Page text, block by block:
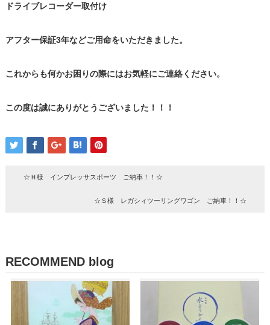
ドライブレコーダー取付け
アフター保証3年などご用命をいただきました。
これからも何かお困りの際にはお気軽にご連絡ください。
この度は誠にありがとうございました！！！
☆Ｈ様 インプレッサスポーツ ご納車！！☆
☆Ｓ様 レガシィツーリングワゴン ご納車！！☆
RECOMMEND blog